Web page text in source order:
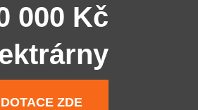
000 Kč
ZDE